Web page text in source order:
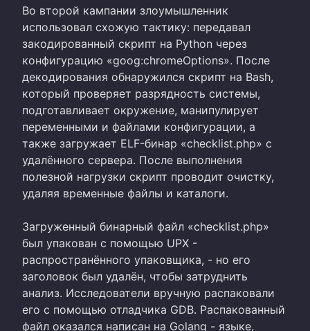
Во второй кампании злоумышленник
использовал схожую тактику: передавал
закодированный скрипт на Python через
конфигурацию «goog:chromeOptions». После
декодирования обнаружился скрипт на Bash,
который проверяет разрядность системы,
подготавливает окружение, манипулирует
переменными и файлами конфигурации, а
также загружает ELF-бинар «checklist.php» с
удалённого сервера. После выполнения
полезной нагрузки скрипт проводит очистку,
удаляя временные файлы и каталоги.
Загруженный бинарный файл «checklist.php»
был упакован с помощью UPX -
распространённого упаковщика, - но его
заголовок был удалён, чтобы затруднить
анализ. Исследователи вручную распаковали
его с помощью отладчика GDB. Распакованный
файл оказался написан на Golang - языке,